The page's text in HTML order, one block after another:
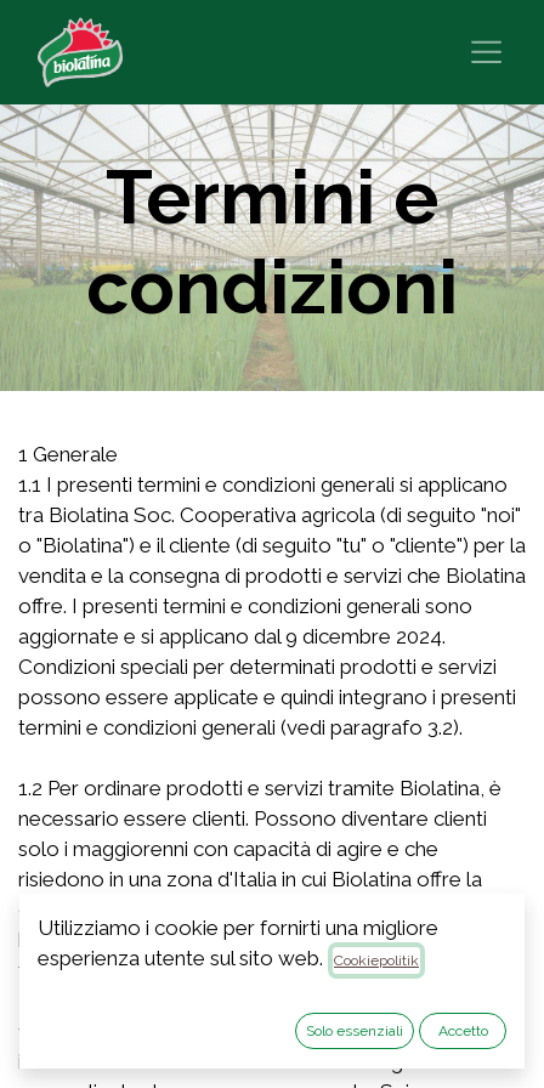
Termini e
condizioni
1 Generale
1.1 I presenti termini e condizioni generali si applicano
tra Biolatina Soc. Cooperativa agricola (di seguito "noi"
o "Biolatina") e il cliente (di seguito "tu" o "cliente") per la
vendita e la consegna di prodotti e servizi che Biolatina
offre. I presenti termini e condizioni generali sono
aggiornate e si applicano dal 9 dicembre 2024.
Condizioni speciali per determinati prodotti e servizi
possono essere applicate e quindi integrano i presenti
termini e condizioni generali (vedi paragrafo 3.2).
1.2 Per ordinare prodotti e servizi tramite Biolatina, è
necessario essere clienti. Possono diventare clienti
solo i maggiorenni con capacità di agire e che
risiedono in una zona d'Italia in cui Biolatina offre la
consegna. Gli individui di età inferiore ai 18 anni avranno
bisogno del consenso dei loro genitori o del loro
tutore legale per diventare clienti di Biolatina.
1.3 L’account cliente con Biolatina è personale e le
informazioni fornite al momento della registrazione
Utilizziamo i cookie per fornirti una migliore
esperienza utente sul sito web.
Cookiepolitik
Solo essenziali Accetto